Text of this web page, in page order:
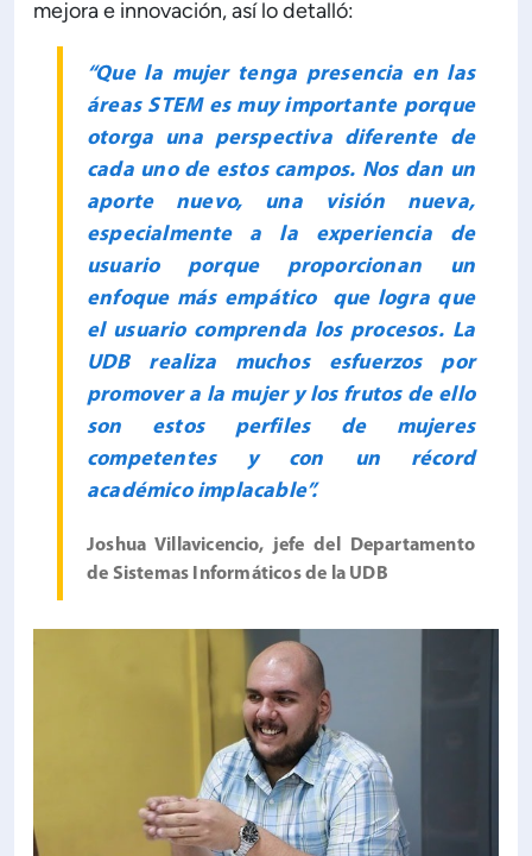
mejora e innovación, así lo detalló:
“Que la mujer tenga presencia en las
áreas STEM es muy importante porque
otorga una perspectiva diferente de
cada uno de estos campos. Nos dan un
aporte nuevo, una visión nueva,
especialmente a la experiencia de
usuario porque proporcionan un
enfoque más empático que logra que
el usuario comprenda los procesos. La
UDB realiza muchos esfuerzos por
promover a la mujer y los frutos de ello
son estos perfiles de mujeres
competentes y con un récord
académico implacable”.
Joshua Villavicencio, jefe del Departamento
de Sistemas Informáticos de la UDB